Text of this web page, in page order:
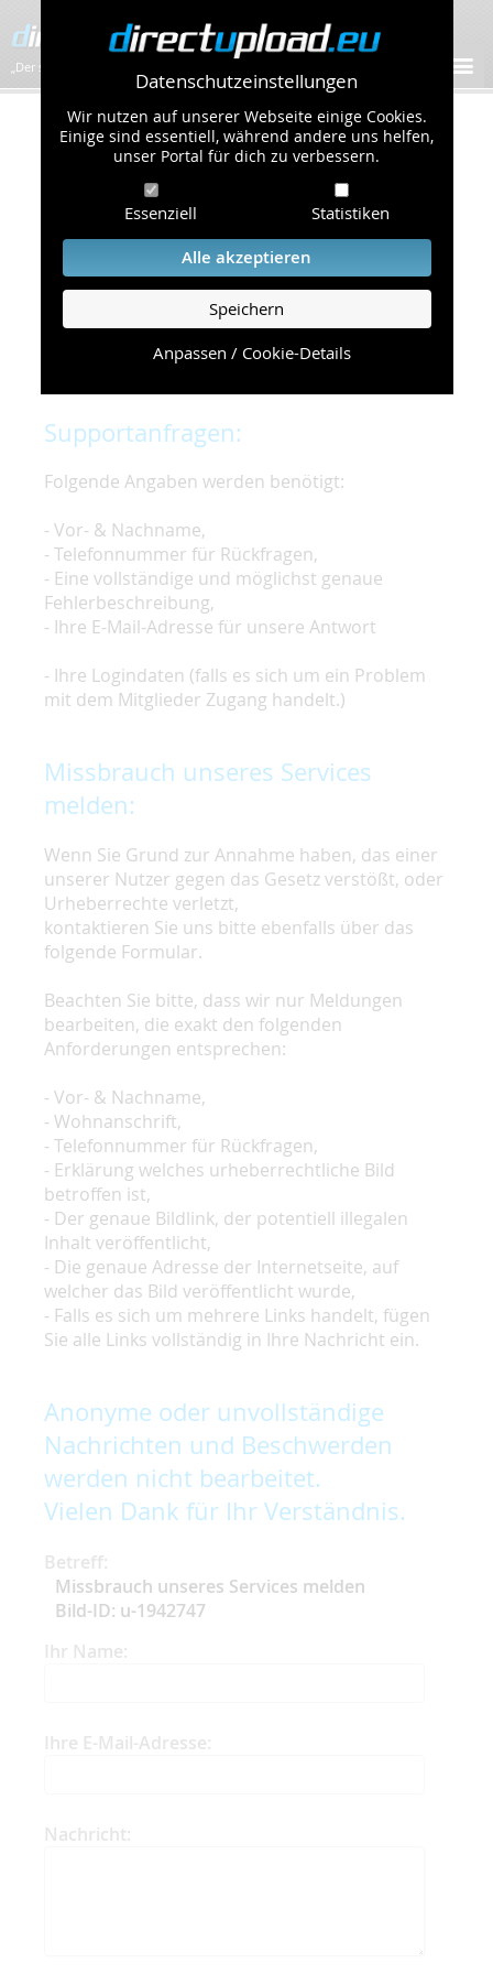
Datenschutzeinstellungen
Wir nutzen auf unserer Webseite einige Cookies.
Einige sind essentiell, während andere uns helfen,
unser Portal für dich zu verbessern.
Essenziell Statistiken
Alle akzeptieren
Speichern
Anpassen / Cookie-Details
„Der schnellste Bilder-Hoster im Web!”
Kontakt & Support
Um eine schnelle und unkomplizierte
Bearbeitung Ihres Problems zu gewährleisten,
bitten wir Sie,
folgende Punkte zu beachten und einzuhalten.
Die schnellste Hilfe finden Sie auf unserer
Seite, die die häufig gestellten Fragen
Supportanfragen:
Folgende Angaben werden benötigt:
- Vor- & Nachname,
- Telefonnummer für Rückfragen,
- Eine vollständige und möglichst genaue
Fehlerbeschreibung,
- Ihre E-Mail-Adresse für unsere Antwort
- Ihre Logindaten (falls es sich um ein Problem
mit dem Mitglieder Zugang handelt.)
Missbrauch unseres Services
melden:
Wenn Sie Grund zur Annahme haben, das einer
unserer Nutzer gegen das Gesetz verstößt, oder
Urheberrechte verletzt,
kontaktieren Sie uns bitte ebenfalls über das
folgende Formular.
Beachten Sie bitte, dass wir nur Meldungen
bearbeiten, die exakt den folgenden
Anforderungen entsprechen:
- Vor- & Nachname,
- Wohnanschrift,
- Telefonnummer für Rückfragen,
- Erklärung welches urheberrechtliche Bild
betroffen ist,
- Der genaue Bildlink, der potentiell illegalen
Inhalt veröffentlicht,
- Die genaue Adresse der Internetseite, auf
welcher das Bild veröffentlicht wurde,
- Falls es sich um mehrere Links handelt, fügen
Sie alle Links vollständig in Ihre Nachricht ein.
Anonyme oder unvollständige
Nachrichten und Beschwerden
werden nicht bearbeitet.
Vielen Dank für Ihr Verständnis.
Betreff:
Missbrauch unseres Services melden
Bild-ID: u-1942747
Ihr Name:
Ihre E-Mail-Adresse:
Nachricht: